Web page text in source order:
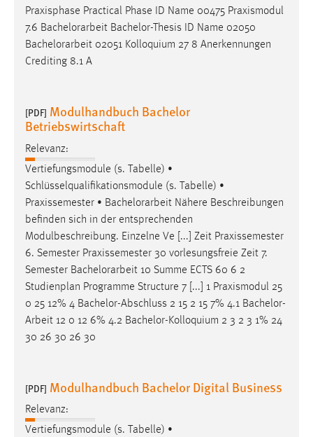
Praxisphase Practical Phase ID Name 00475 Praxismodul
7.6 Bachelorarbeit Bachelor-Thesis ID Name 02050
Bachelorarbeit 02051 Kolloquium 27 8 Anerkennungen
Crediting 8.1 A
[PDF] Modulhandbuch Bachelor
Betriebswirtschaft
Relevanz:
Vertiefungsmodule (s. Tabelle) •
Schlüsselqualifikationsmodule (s. Tabelle) •
Praxissemester • Bachelorarbeit Nähere Beschreibungen
befinden sich in der entsprechenden
Modulbeschreibung. Einzelne Ve [...] Zeit Praxissemester
6. Semester Praxissemester 30 vorlesungsfreie Zeit 7.
Semester Bachelorarbeit 10 Summe ECTS 60 6 2
Studienplan Programme Structure 7 [...] 1 Praxismodul 25
0 25 12% 4 Bachelor-Abschluss 2 15 2 15 7% 4.1 Bachelor-
Arbeit 12 0 12 6% 4.2 Bachelor-Kolloquium 2 3 2 3 1% 24
30 26 30 26 30
[PDF] Modulhandbuch Bachelor Digital Business
Relevanz:
Vertiefungsmodule (s. Tabelle) •